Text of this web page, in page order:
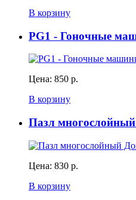
В корзину
PG1 - Гоночные
Цена: 850 р.
В корзину
Пазл
Цена: 830 р.
В корзину